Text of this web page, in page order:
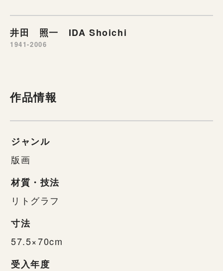
井田 照一 IDA Shoichi
1941-2006
作品情報
ジャンル
版画
材質・技法
リトグラフ
寸法
57.5×70cm
受入年度